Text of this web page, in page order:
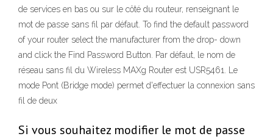
de services en bas ou sur le côté du routeur, renseignant le
mot de passe sans fil par défaut. To find the default password
of your router select the manufacturer from the drop- down
and click the Find Password Button. Par défaut, le nom de
réseau sans fil du Wireless MAXg Router est USR5461. Le
mode Pont (Bridge mode) permet d'effectuer la connexion sans
fil de deux
Si vous souhaitez modifier le mot de passe